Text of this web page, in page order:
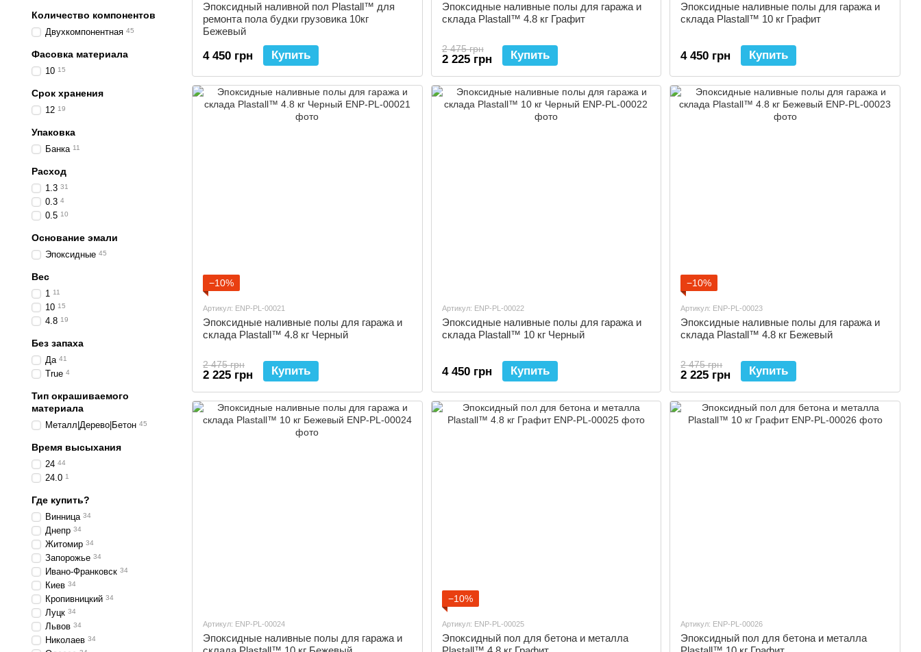
Эпоксидный наливной пол Plastall™ для
ремонта пола будки грузовика 10кг
Бежевый
4 450 грн Купить
Эпоксидные наливные полы для гаража и
склада Plastall™ 4.8 кг Графит
2 475 грн
2 225 грн Купить
Эпоксидные наливные полы для гаража и
склада Plastall™ 10 кг Графит
4 450 грн Купить
−10%
Артикул: ENP-PL-00021
Эпоксидные наливные полы для гаража и
склада Plastall™ 4.8 кг Черный
2 475 грн
2 225 грн Купить
Артикул: ENP-PL-00022
Эпоксидные наливные полы для гаража и
склада Plastall™ 10 кг Черный
4 450 грн Купить
−10%
Артикул: ENP-PL-00023
Эпоксидные наливные полы для гаража и
склада Plastall™ 4.8 кг Бежевый
2 475 грн
2 225 грн Купить
Артикул: ENP-PL-00024
Эпоксидные наливные полы для гаража и
−10%
Артикул: ENP-PL-00025
Эпоксидный пол для бетона и металла
Артикул: ENP-PL-00026
Эпоксидный пол для бетона и металла
Количество компонентов
Двухкомпонентная 45
Фасовка материала
10 15
Срок хранения
12 19
Упаковка
Банка 11
Расход
1.3 31
0.3 4
0.5 10
Основание эмали
Эпоксидные 45
Вес
1 11
10 15
4.8 19
Без запаха
Да 41
True 4
Тип окрашиваемого
материала
Металл|Дерево|Бетон 45
Время высыхания
24 44
24.0 1
Где купить?
Винница 34
Днепр 34
Житомир 34
Запорожье 34
Ивано-Франковск 34
Киев 34
Кропивницкий 34
Луцк 34
Львов 34
Николаев 34